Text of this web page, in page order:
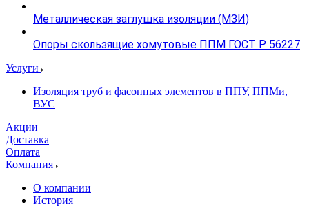
Металлическая заглушка изоляции (МЗИ)
Опоры скользящие хомутовые ППМ ГОСТ Р 56227
Услуги
Изоляция труб и фасонных элементов в ППУ, ППМи,
ВУС
Акции
Доставка
Оплата
Компания
О компании
История